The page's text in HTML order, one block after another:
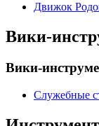
Движок
Вики-
Вики-
Служебные